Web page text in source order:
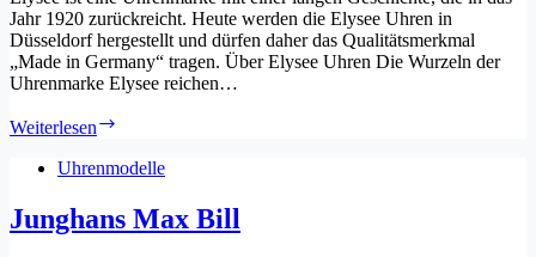
Jahr 1920 zurückreicht. Heute werden die Elysee Uhren in
Düsseldorf hergestellt und dürfen daher das Qualitätsmerkmal
„Made in Germany“ tragen. Über Elysee Uhren Die Wurzeln der
Uhrenmarke Elysee reichen…
Weiterlesen
Uhrenmodelle
Junghans Max Bill